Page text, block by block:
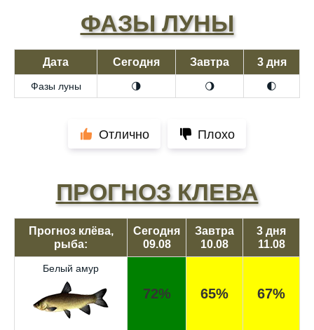
ФАЗЫ ЛУНЫ
Дата Сегодня Завтра 3 дня
Фазы луны 🌗 🌖 🌓
Отлично Плохо
ПРОГНОЗ КЛЕВА
Прогноз клёва,
рыба:
Сегодня
09.08
Завтра
10.08
3 дня
11.08
Белый амур
72% 65% 67%